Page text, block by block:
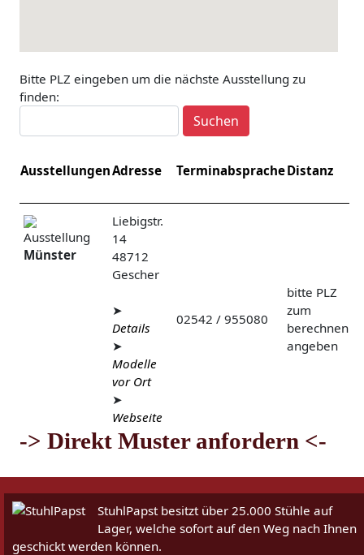
Bitte PLZ eingeben um die nächste Ausstellung zu
finden:
AusstellungenAdresse TerminabspracheDistanz
Ausstellung
Münster
Liebigstr.
14
48712
Gescher
➤
Details
➤
Modelle
vor Ort
➤
Webseite
02542 / 955080
bitte PLZ
zum
berechnen
angeben
-> Direkt Muster anfordern <-
StuhlPapst besitzt über 25.000 Stühle auf
Lager, welche sofort auf den Weg nach Ihnen
geschickt werden können.